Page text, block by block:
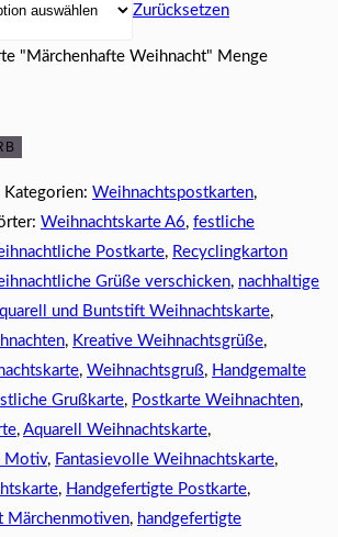
Zurücksetzen
"Märchenhafte Weihnacht" Menge
Kategorien: Weihnachtspostkarten,
Weihnachtskarte A6, festliche
Postkarte, Recyclingkarton
Grüße verschicken, nachhaltige
und Buntstift Weihnachtskarte,
, Kreative Weihnachtsgrüße,
, Weihnachtsgruß, Handgemalte
Grußkarte, Postkarte Weihnachten,
, Aquarell Weihnachtskarte,
Motiv, Fantasievolle Weihnachtskarte,
, Handgefertigte Postkarte,
Märchenmotiven, handgefertigte